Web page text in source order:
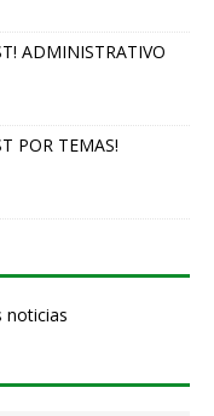
ADMINISTRATIVO
POR TEMAS!
noticias